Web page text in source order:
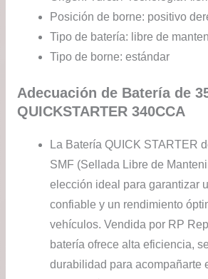
Posición de borne: positivo
Tipo de batería: libre de
Tipo de borne: estándar
Adecuación de Batería de
QUICKSTARTER 340CCA
La Batería QUICK STARTER
SMF (Sellada Libre de
elección ideal para garantizar
confiable y un rendimiento
vehículos. Vendida por RP
batería ofrece alta eficiencia,
durabilidad para acompañarte